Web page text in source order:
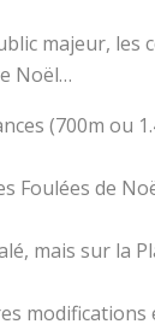
majeur, les
Noël…
(700m ou
Foulées de
mais sur la